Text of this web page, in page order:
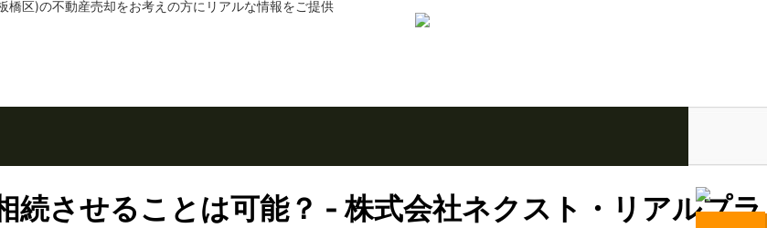
区)の不動産売却をお考えの方にリアルな情報をご提供
続させることは可能？ - 株式会社ネクスト・リアルプラ